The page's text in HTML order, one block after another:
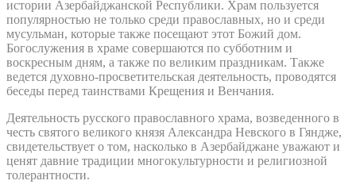
истории Азербайджанской Республики. Храм пользуется
популярностью не только среди православных, но и среди
мусульман, которые также посещают этот Божий дом.
Богослужения в храме совершаются по субботним и
воскресным дням, а также по великим праздникам. Также
ведется духовно-просветительская деятельность, проводятся
беседы перед таинствами Крещения и Венчания.
Деятельность русского православного храма, возведенного в
честь святого великого князя Александра Невского в Гяндже,
свидетельствует о том, насколько в Азербайджане уважают и
ценят давние традиции многокультурности и религиозной
толерантности.